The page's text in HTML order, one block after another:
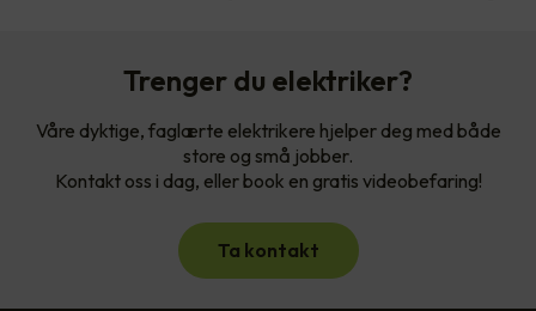
Trenger du elektriker?
Våre dyktige, faglærte elektrikere hjelper deg med både
store og små jobber.
Kontakt oss i dag, eller book en gratis videobefaring!
Ta kontakt